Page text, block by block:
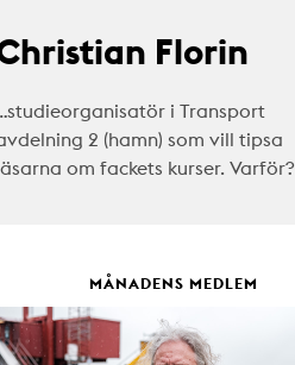
Florin
i Transport
2 (hamn) som vill tipsa
om fackets kurser. Varför?
MÅNADENS MEDLEM